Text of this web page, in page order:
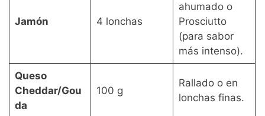
Jamón 4 lonchas
ahumado o
Prosciutto
(para sabor
más intenso).
Queso
Cheddar/Gou
da
100 g
Rallado o en
lonchas finas.